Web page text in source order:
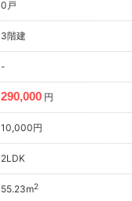
0戸
3階建
-
290,000 円
10,000円
2LDK
55.23m2